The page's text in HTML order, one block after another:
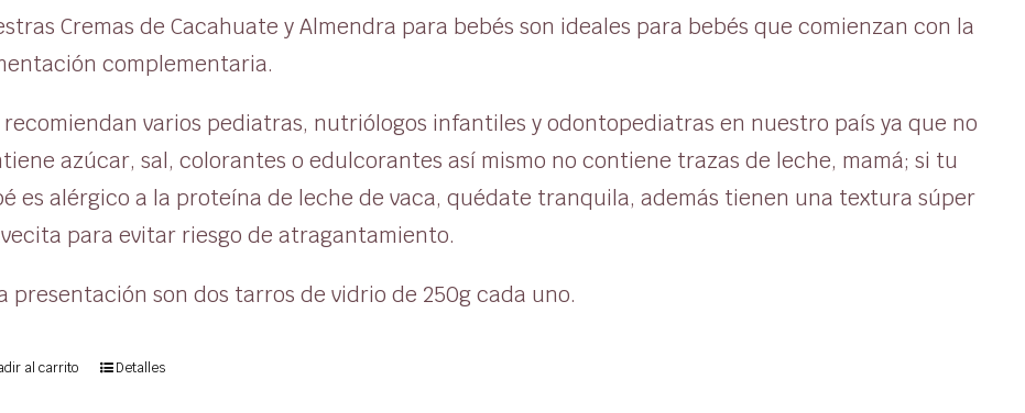
Cremas de Cacahuate y Almendra para bebés son ideales para bebés que comienzan con la
complementaria.
recomiendan varios pediatras, nutriólogos infantiles y odontopediatras en nuestro país ya que no
azúcar, sal, colorantes o edulcorantes así mismo no contiene trazas de leche, mamá; si tu
es alérgico a la proteína de leche de vaca, quédate tranquila, además tienen una textura súper
para evitar riesgo de atragantamiento.
presentación son dos tarros de vidrio de 250g cada uno.
al carrito Detalles